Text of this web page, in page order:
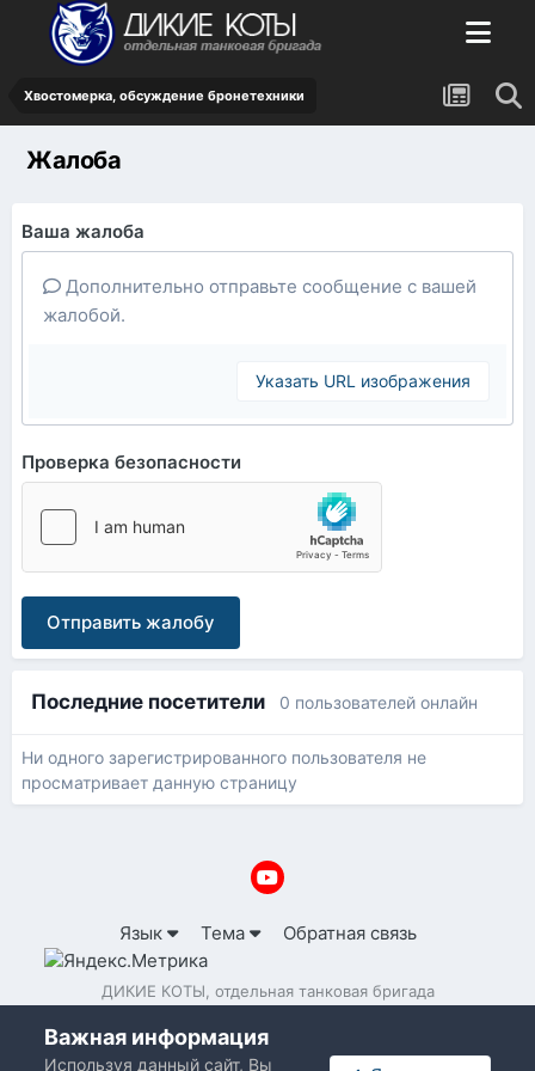
Хвостомерка, обсуждение бронетехники
Жалоба
Ваша жалоба
Дополнительно отправьте сообщение с вашей
жалобой.
Указать URL изображения
Проверка безопасности
Отправить жалобу
Последние посетители 0 пользователей онлайн
Ни одного зарегистрированного пользователя не
просматривает данную страницу
Язык Тема Обратная связь
ДИКИЕ КОТЫ, отдельная танковая бригада
Важная информация
Используя данный сайт, Вы